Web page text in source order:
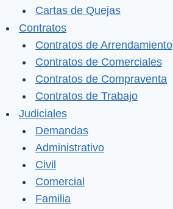
Cartas de Quejas
Contratos
Contratos de Arrendamiento
Contratos de Comerciales
Contratos de Compraventa
Contratos de Trabajo
Judiciales
Demandas
Administrativo
Civil
Comercial
Familia